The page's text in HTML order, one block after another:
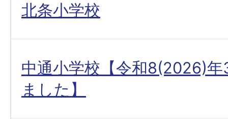
北条小学校
中通小学校【令和8(2026)
ました】